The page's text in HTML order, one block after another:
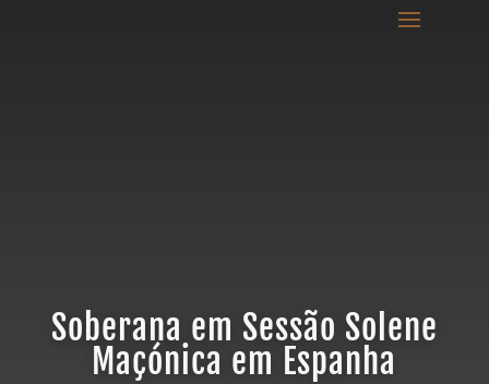
Soberana em Sessão Solene
Maçónica em Espanha